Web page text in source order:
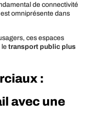
de connectivité
omniprésente dans
ces espaces
le transport public plus
:
avec une